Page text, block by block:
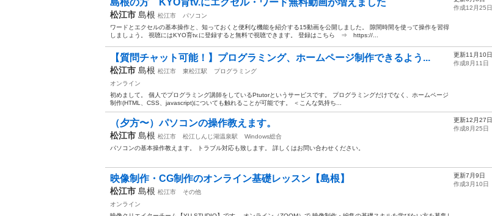
松江市 島根 松江市
パソコン
ワードとエクセルの基本操作と、知っておくと便利な機能を紹介する15動画を公開しました。 隙間時間を使って操作を習得
しましょう。 視聴にはKYO育tv.に登録すると無料で視聴できます。 登録はこちら ⇒ https://...
作成12月25日
【質問チャット可能！】プログラミング、ホームページ制作できるよう...
松江市 島根 松江市 東松江駅
プログラミング
オンライン
初めまして。 個人でプログラミング講師をしているPtutorというサービスです。 プログラミングだけでなく、ホームページ
制作(HTML、CSS、javascript)についても触れることが可能です。 ＜こんな気持ち...
更新11月10日
作成8月11日
（夕方〜）パソコンの操作教えます。
松江市 島根 松江市 松江しんじ湖温泉駅
Windows総合
パソコンの基本操作教えます。 トラブル対応も致します。 詳しくはお問い合わせください。
更新12月27日
作成8月25日
映像制作・CG制作のオンライン基礎レッスン【島根】
松江市 島根 松江市
その他
オンライン
更新7月9日
作成3月10日